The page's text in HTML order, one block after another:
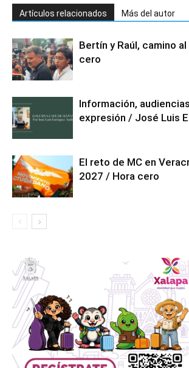
Artículos relacionados Más del autor
Bertín y Raúl, camino
cero
Información,
expresión / José Luis
El reto de MC en
2027 / Hora cero